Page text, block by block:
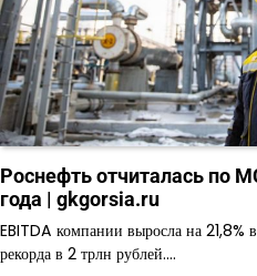
Роснефть отчиталась по
года | gkgorsia.ru
EBITDA компании выросла на 21,8%
рекорда в 2 трлн рублей.…